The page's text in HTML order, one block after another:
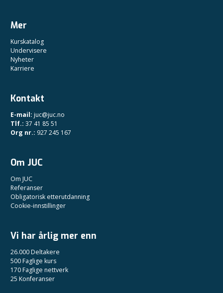
Mer
Kurskatalog
Undervisere
Nyheter
Karriere
Kontakt
E-mail: juc@juc.no
Tlf.: 37 41 85 51
Org nr.: 927 245 167
Om JUC
Om JUC
Referanser
Obligatorisk etterutdanning
Cookie-innstillinger
Vi har årlig mer enn
26.000 Deltakere
500 Faglige kurs
170 Faglige nettverk
25 Konferanser